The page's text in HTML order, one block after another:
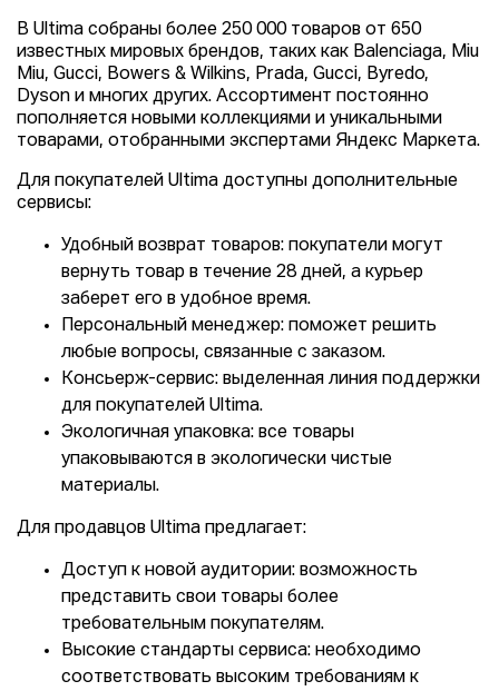
В Ultima собраны более 250 000 товаров от 650
известных мировых брендов, таких как Balenciaga, Miu
Miu, Gucci, Bowers & Wilkins, Prada, Gucci, Byredo,
Dyson и многих других. Ассортимент постоянно
пополняется новыми коллекциями и уникальными
товарами, отобранными экспертами Яндекс Маркета.
Для покупателей Ultima доступны дополнительные
сервисы:
Удобный возврат товаров: покупатели могут
вернуть товар в течение 28 дней, а курьер
заберет его в удобное время.
Персональный менеджер: поможет решить
любые вопросы, связанные с заказом.
Консьерж-сервис: выделенная линия поддержки
для покупателей Ultima.
Экологичная упаковка: все товары
упаковываются в экологически чистые
материалы.
Для продавцов Ultima предлагает:
Доступ к новой аудитории: возможность
представить свои товары более
требовательным покупателям.
Высокие стандарты сервиса: необходимо
соответствовать высоким требованиям к